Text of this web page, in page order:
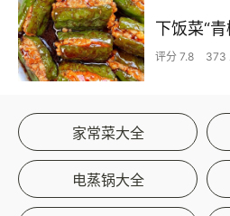
评分 7.8 373
家常菜大全
电蒸锅大全